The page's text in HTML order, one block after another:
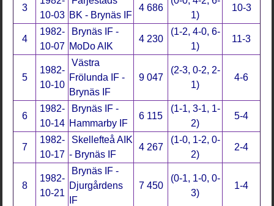
3
10-03 BK - Brynäs IF
4 686
1)
10-3
4
1982-
10-07
Brynäs IF -
MoDo AIK
4 230
(1-2, 4-0, 6-
1)
11-3
5
1982-
10-10
Västra
Frölunda IF -
Brynäs IF
9 047
(2-3, 0-2, 2-
1)
4-6
6
1982-
10-14
Brynäs IF -
Hammarby IF
6 115
(1-1, 3-1, 1-
2)
5-4
7
1982-
10-17
Skellefteå AIK
- Brynäs IF
4 267
(1-0, 1-2, 0-
2)
2-4
8
1982-
10-21
Brynäs IF -
Djurgårdens
IF
7 450
(0-1, 1-0, 0-
3)
1-4